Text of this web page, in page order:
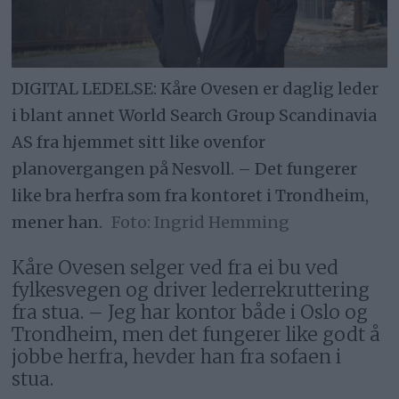
DIGITAL LEDELSE: Kåre Ovesen er daglig leder
i blant annet World Search Group Scandinavia
AS fra hjemmet sitt like ovenfor
planovergangen på Nesvoll. – Det fungerer
like bra herfra som fra kontoret i Trondheim,
mener han.
Ingrid Hemming
Kåre Ovesen selger ved fra ei bu ved
fylkesvegen og driver lederrekruttering
fra stua. – Jeg har kontor både i Oslo og
Trondheim, men det fungerer like godt å
jobbe herfra, hevder han fra sofaen i
stua.